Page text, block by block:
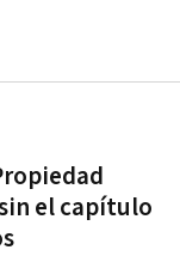
el capítulo